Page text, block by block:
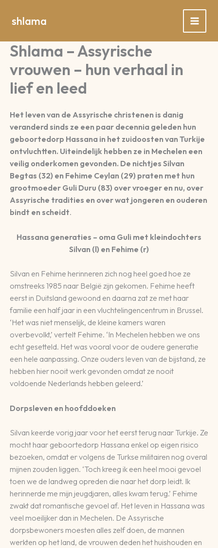
naar
inhoud
shlama
Shlama – Assyrische
vrouwen – hun verhaal in
lief en leed
Het leven van de Assyrische christenen is danig
veranderd sinds ze een paar decennia geleden hun
geboortedorp Hassana in het zuidoosten van Turkije
ontvluchtten. Uiteindelijk hebben ze in Mechelen een
veilig onderkomen gevonden. De nichtjes Silvan
Begtas (32) en Fehime Ceylan (29) praten met hun
grootmoeder Guli Duru (83) over vroeger en nu, over
Assyrische tradities en over wat jongeren en ouderen
bindt en scheidt.
Hassana generaties – oma Guli met kleindochters
Silvan (l) en Fehime (r)
Silvan en Fehime herinneren zich nog heel goed hoe ze
omstreeks 1985 naar België zijn gekomen. Fehime heeft
eerst in Duitsland gewoond en daarna zat ze met haar
familie een half jaar in een vluchtelingencentrum in Brussel.
‘Het was niet menselijk, de kleine kamers waren
overbevolkt,’ vertelt Fehime. ‘In Mechelen hebben we ons
echt gesetteld. Het was vooral voor de oudere generatie
een hele aanpassing. Onze ouders leven van de bijstand, ze
hebben hier nooit werk gevonden omdat ze nooit
voldoende Nederlands hebben geleerd.’
Dorpsleven en hoofddoeken
Silvan keerde vorig jaar voor het eerst terug naar Turkije. Ze
mocht haar geboortedorp Hassana enkel op eigen risico
bezoeken, omdat er volgens de Turkse militairen nog overal
mijnen zouden liggen. ‘Toch kreeg ik een heel mooi gevoel
toen we de landweg opreden die naar het dorp leidt. Ik
herinnerde me mijn jeugdjaren, alles kwam terug.’ Fehime
zwakt dat romantische gevoel af. Het leven in Hassana was
veel moeilijker dan in Mechelen. De Assyrische
dorpsbewoners moesten alles zelf doen, de mannen
werkten op het land, de vrouwen deden het huishouden en